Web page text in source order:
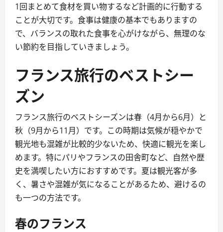
1回まとめて食材を買い物するなど計画的に行動する
ことが大切です。食事は健康の基本でもありますの
で、バランスの取れた食事を心がけながら、無理のな
い節約を目指していきましょう。
フランス旅行のベストシー
ズン
フランス旅行のベストシーズンは春（4月から6月）と
秋（9月から11月）です。この時期は気候が穏やかで
観光地も混雑が比較的少ないため、快適に観光を楽し
めます。特にパリやフランスの田舎町など、自然や歴
史を満喫したい方におすすめです。夏は観光客が多
く、暑さや混雑が気になることがあるため、避けるの
も一つの方法です。
春のフランス